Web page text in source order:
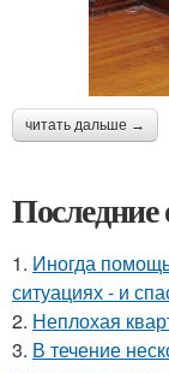
читать дальше →
Последние
1. Иногда
ситуациях - и
2. Неплохая
3. В течение